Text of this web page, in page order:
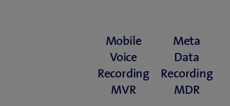
Mobile
Voice
Recording
MVR
Meta
Data
Recording
MDR